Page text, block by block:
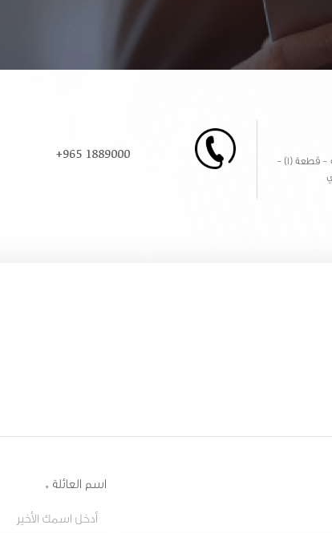
برج خالد - الدور (10) القبلة - قطعة (1) -
+965 1889000
اسم العائلة *